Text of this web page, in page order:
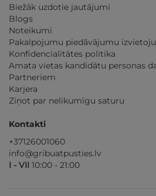
Biežāk uzdotie jautājumi
Blogs
Noteikumi
Pakalpojumu piedāvājumu
Konfidencialitātes politika
Amata vietas kandidātu personas
Partneriem
Karjera
Ziņot par nelikumīgu saturu
Kontakti
+37126001060
info@gribuatpusties.lv
I - VII 10:00 - 21:00